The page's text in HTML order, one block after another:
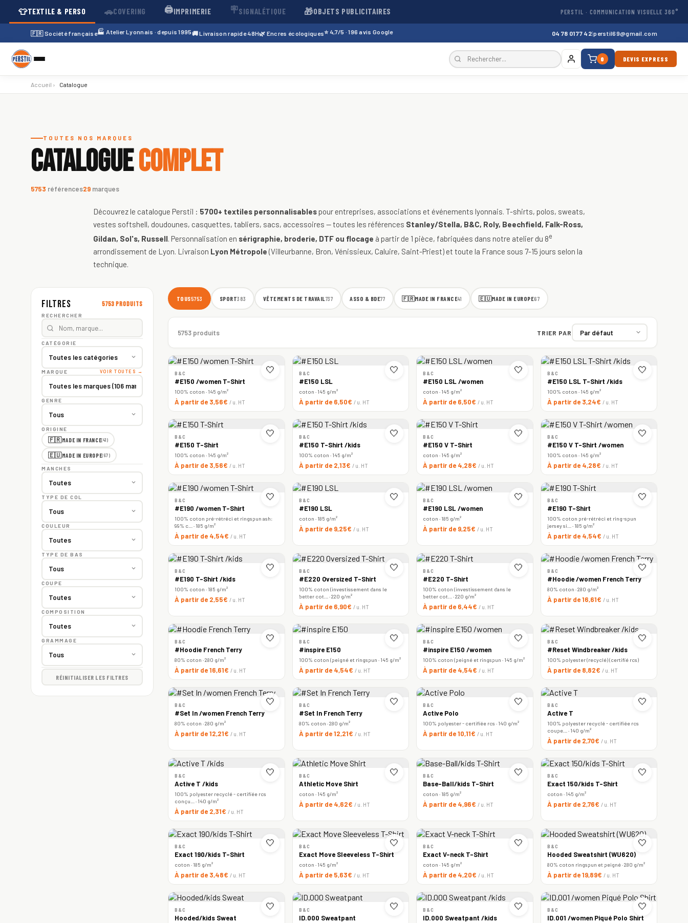
👕TEXTILE & PERSO 🚗COVERING 🖨️IMPRIMERIE 🪧SIGNALÉTIQUE 🎁OBJETS PUBLICITAIRES PERSTIL · COMMUNICATION VISUELLE 360°
🇫🇷 Société française🏭 Atelier Lyonnais · depuis 1995🚚 Livraison rapide 48H🌿 Encres écologiques⭐ 4,7/5 · 196 avis Google 04 78 01 77 42|perstil69@gmail.com
0 DEVIS EXPRESS
Accueil › Catalogue
TOUTES NOS MARQUES
CATALOGUECOMPLET
5753 références29 marques
Découvrez le catalogue Perstil : 5700+ textiles personnalisables pour entreprises, associations et événements lyonnais. T-shirts, polos, sweats,
vestes softshell, doudounes, casquettes, tabliers, sacs, accessoires — toutes les références Stanley/Stella, B&C, Roly, Beechfield, Falk-Ross,
Gildan, Sol's, Russell. Personnalisation en sérigraphie, broderie, DTF ou flocage à partir de 1 pièce, fabriquées dans notre atelier du 8e
arrondissement de Lyon. Livraison Lyon Métropole (Villeurbanne, Bron, Vénissieux, Caluire, Saint-Priest) et toute la France sous 7-15 jours selon la
technique.
Filtres 5753 produits
RECHERCHER
CATÉGORIE
MARQUE VOIR TOUTES →
GENRE
ORIGINE
🇫🇷MADE IN FRANCE(41)
🇪🇺MADE IN EUROPE(67)
MANCHES
TYPE DE COL
COULEUR
TYPE DE BAS
COUPE
COMPOSITION
GRAMMAGE
RÉINITIALISER LES FILTRES
TOUS5753 SPORT383 VÊTEMENTS DE TRAVAIL737 ASSO & BDE77 🇫🇷MADE IN FRANCE41 🇪🇺MADE IN EUROPE67
5753 produits TRIER PAR
🤍
B&C
#E150 /women T-Shirt
100% coton · 145 g/m²
À partir de 3,56€ / u. HT
🤍
B&C
#E150 LSL
coton · 145 g/m²
À partir de 6,50€ / u. HT
🤍
B&C
#E150 LSL /women
coton · 145 g/m²
À partir de 6,50€ / u. HT
🤍
B&C
#E150 LSL T-Shirt /kids
100% coton · 145 g/m²
À partir de 3,24€ / u. HT
🤍
B&C
#E150 T-Shirt
100% coton · 145 g/m²
À partir de 3,56€ / u. HT
🤍
B&C
#E150 T-Shirt /kids
100% coton · 145 g/m²
À partir de 2,13€ / u. HT
🤍
B&C
#E150 V T-Shirt
coton · 145 g/m²
À partir de 4,28€ / u. HT
🤍
B&C
#E150 V T-Shirt /women
100% coton · 145 g/m²
À partir de 4,28€ / u. HT
🤍
B&C
#E190 /women T-Shirt
100% coton pré-rétréci et ringspun ash:
99% c… · 185 g/m²
À partir de 4,54€ / u. HT
🤍
B&C
#E190 LSL
coton · 185 g/m²
À partir de 9,25€ / u. HT
🤍
B&C
#E190 LSL /women
coton · 185 g/m²
À partir de 9,25€ / u. HT
🤍
B&C
#E190 T-Shirt
100% coton pré-rétréci et ring-spun
jersey si… · 185 g/m²
À partir de 4,54€ / u. HT
🤍
B&C
#E190 T-Shirt /kids
100% coton · 185 g/m²
À partir de 2,55€ / u. HT
🤍
B&C
#E220 Oversized T-Shirt
100% coton (investissement dans le
better cot… · 220 g/m²
À partir de 6,90€ / u. HT
🤍
B&C
#E220 T-Shirt
100% coton (investissement dans le
better cot… · 220 g/m²
À partir de 6,44€ / u. HT
🤍
B&C
#Hoodie /women French Terry
80% coton · 280 g/m²
À partir de 16,61€ / u. HT
🤍
B&C
#Hoodie French Terry
80% coton · 280 g/m²
À partir de 16,61€ / u. HT
🤍
B&C
#inspire E150
100% coton (peigné et ringspun · 145 g/m²
À partir de 4,54€ / u. HT
🤍
B&C
#inspire E150 /women
100% coton (peigné et ringspun · 145 g/m²
À partir de 4,54€ / u. HT
🤍
B&C
#Reset Windbreaker /kids
100% polyester (recyclé) (certifié rcs)
À partir de 8,82€ / u. HT
🤍
B&C
#Set In /women French Terry
80% coton · 280 g/m²
À partir de 12,21€ / u. HT
🤍
B&C
#Set In French Terry
80% coton · 280 g/m²
À partir de 12,21€ / u. HT
🤍
B&C
Active Polo
100% polyester - certifiée rcs · 140 g/m²
À partir de 10,11€ / u. HT
🤍
B&C
Active T
100% polyester recyclé - certifiée rcs
coupe… · 140 g/m²
À partir de 2,70€ / u. HT
🤍
B&C
Active T /kids
100% polyester recyclé - certifiée rcs
conçu… · 140 g/m²
À partir de 2,31€ / u. HT
🤍
B&C
Athletic Move Shirt
coton · 145 g/m²
À partir de 4,62€ / u. HT
🤍
B&C
Base-Ball/kids T-Shirt
coton · 185 g/m²
À partir de 4,96€ / u. HT
🤍
B&C
Exact 150/kids T-Shirt
coton · 145 g/m²
À partir de 2,76€ / u. HT
🤍
B&C
Exact 190/kids T-Shirt
coton · 185 g/m²
À partir de 3,48€ / u. HT
🤍
B&C
Exact Move Sleeveless T-Shirt
coton · 145 g/m²
À partir de 5,63€ / u. HT
🤍
B&C
Exact V-neck T-Shirt
coton · 145 g/m²
À partir de 4,20€ / u. HT
🤍
B&C
Hooded Sweatshirt (WU620)
80% coton ringspun et peigné · 280 g/m²
À partir de 19,89€ / u. HT
🤍
B&C
Hooded/kids Sweat
🤍
B&C
ID.000 Sweatpant
🤍
B&C
ID.000 Sweatpant /kids
🤍
B&C
ID.001 /women Piqué Polo Shirt